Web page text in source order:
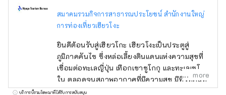
สมาคมรวมกิจการสาธารณประโยชน์ สำนักงานใหญ่
การท่องเที่ยวเฮียวโงะ
ยินดีต้อนรับสู่เฮียวโกะ เฮียวโงะเป็นประตูสู่
ภูมิภาคคันไซ ซึ่งหล่อเลี้ยงดินแดนแห่งความสุขที่
เชื่อมต่อทะเลญี่ปุ่น เทือกเขาชูโกกุ และทะเลเซโตะ
ใน ตลอดจนสภาพอากาศที่มีความสุข มีทิวทัศน์ที่
งดงามมากมายที่จะดึงดูดสายตาของคุณ เช่น
more
บริการนี้รวมโฆษณาที่ได้รับการสนับสนุน